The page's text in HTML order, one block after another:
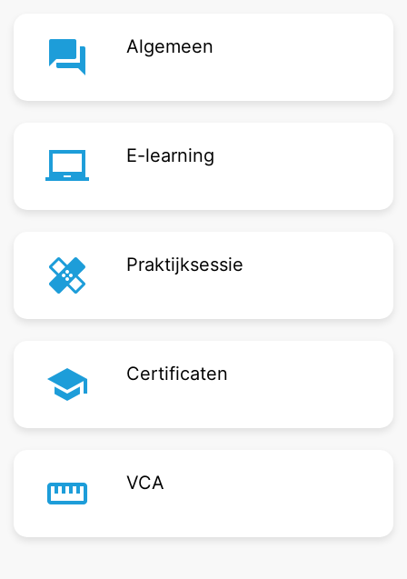
question_answer Algemeen
laptop_chromebook E-learning
healing Praktijksessie
school Certificaten
straighten VCA